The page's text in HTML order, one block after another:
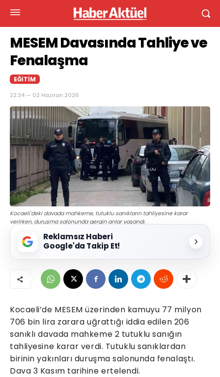
MESEM Davasında Tahliye ve
Fenalaşma
EĞITIM
22:34 — 02 Haziran 2026
Kocaeli'deki davada mahkeme, tutuklu sanıkların tahliyesine karar
verirken, duruşma salonunda gergin anlar yaşandı.
Reklamsız Haberi
Google'da Takip Et!
Kocaeli’de MESEM üzerinden kamuyu 77 milyon
706 bin lira zarara uğrattığı iddia edilen 206
sanıklı davada mahkeme 2 tutuklu sanığın
tahliyesine karar verdi. Tutuklu sanıklardan
birinin yakınları duruşma salonunda fenalaştı.
Dava 3 Kasım tarihine ertelendi.